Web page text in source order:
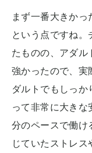
まず一番大きか
という点ですね。
たものの、アダル
強かったので、実
ダルトでもしっか
って非常に大きな
分のペースで働け
じていたストレス